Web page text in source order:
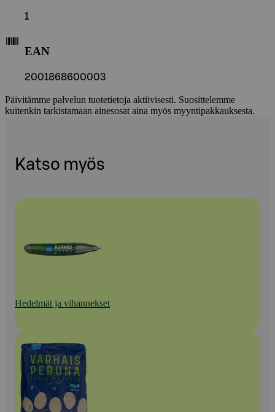
1
EAN
2001868600003
Päivitämme palvelun tuotetietoja aktiivisesti. Suosittelemme
kuitenkin tarkistamaan ainesosat aina myös myyntipakkauksesta.
Katso myös
Hedelmät ja vihannekset